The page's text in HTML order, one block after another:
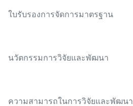
ใบรับรองการจัดการมาตรฐาน
นวัตกรรมการวิจัยและพัฒนา
ความสามารถในการวิจัยและพัฒนา